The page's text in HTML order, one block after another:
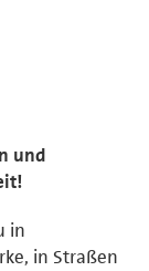
und
in
in Straßen